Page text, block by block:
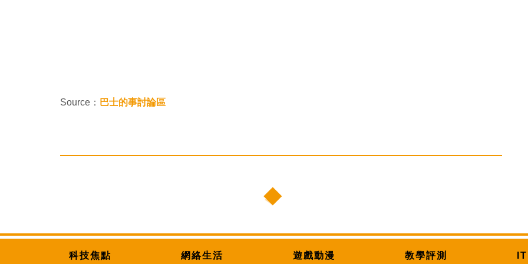
Source： 巴士的事討論區
科技焦點 網絡生活 遊戲動漫 教學評測